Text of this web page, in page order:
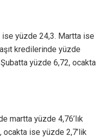
ise yüzde 24,3. Martta ise
kredilerinde yüzde
yüzde 6,72, ocakta
martta yüzde 4,76’lık
ocakta ise yüzde 2,7’lik